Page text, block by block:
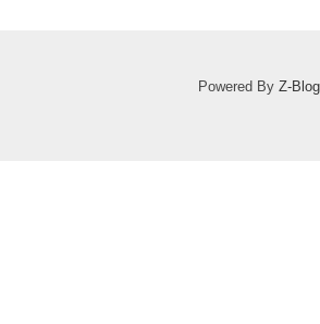
Powered By Z-